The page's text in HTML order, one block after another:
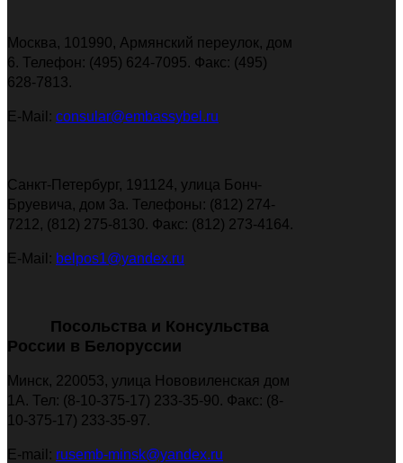
Москва, 101990, Армянский переулок, дом
6. Телефон: (495) 624-7095. Факс: (495)
628-7813.
E-Mail: consular@embassybel.ru
Санкт-Петербург, 191124, улица Бонч-
Бруевича, дом 3а. Телефоны: (812) 274-
7212, (812) 275-8130. Факс: (812) 273-4164.
E-Mail: belpos1@yandex.ru
Посольства и Консульства
России в Белоруссии
Минск, 220053, улица Нововиленская дом
1А. Тел: (8-10-375-17) 233-35-90. Факс: (8-
10-375-17) 233-35-97.
Е-mail: rusemb-minsk@yandex.ru